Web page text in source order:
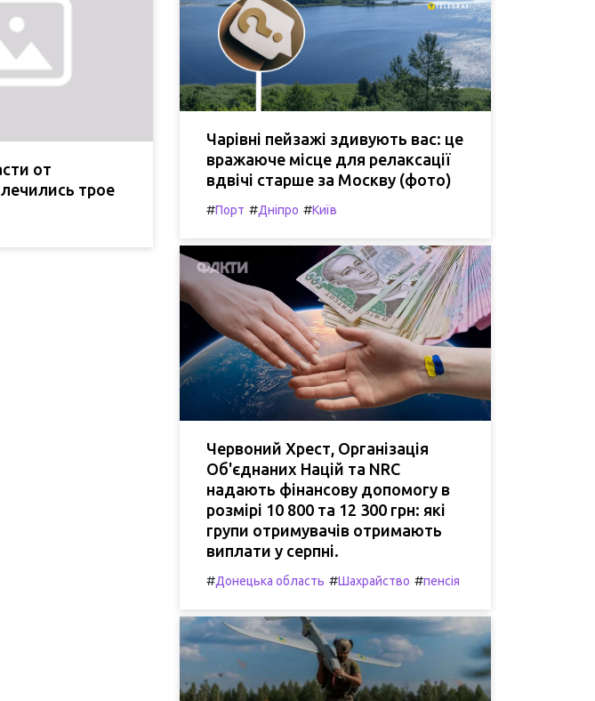
от
трое
Чарівні пейзажі здивують вас: це
вражаюче місце для релаксації
вдвічі старше за Москву (фото)
#Порт #Дніпро #Київ
Червоний Хрест, Організація
Об'єднаних Націй та NRC
надають фінансову допомогу в
розмірі 10 800 та 12 300 грн: які
групи отримувачів отримають
виплати у серпні.
#Донецька область #Шахрайство #пенсія